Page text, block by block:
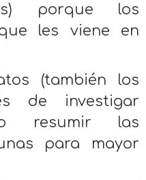
porque los
les viene en
(también los
de investigar
resumir las
para mayor